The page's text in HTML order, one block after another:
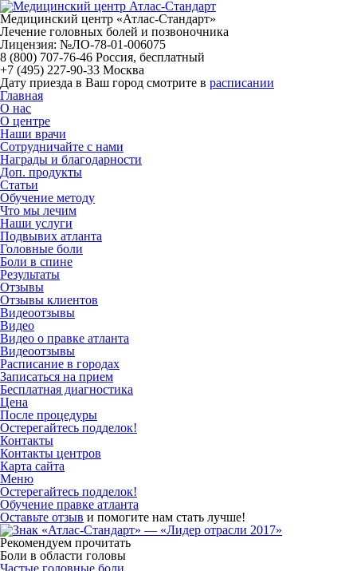
Медицинский центр «Атлас-Стандарт»
Лечение головных болей и позвоночника
Лицензия: №ЛО-78-01-006075
8 (800) 707-76-46 Россия, бесплатный
+7 (495) 227-90-33 Москва
Дату приезда в Ваш город смотрите в расписании
Главная
О нас
О центре
Наши врачи
Сотрудничайте с нами
Награды и благодарности
Доп. продукты
Статьи
Обучение методу
Что мы лечим
Наши услуги
Подвывих атланта
Головные боли
Боли в спине
Результаты
Отзывы
Отзывы клиентов
Видеоотзывы
Видео
Видео о правке атланта
Видеоотзывы
Расписание в городах
Записаться на прием
Бесплатная диагностика
Цена
После процедуры
Остерегайтесь подделок!
Контакты
Контакты центров
Карта сайта
Меню
Остерегайтесь подделок!
Обучение правке атланта
Оставьте отзыв и помогите нам стать лучше!
Рекомендуем прочитать
Боли в области головы
Частые головные боли